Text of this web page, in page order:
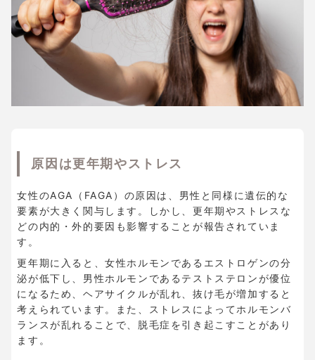
原因は更年期やストレス
女性のAGA（FAGA）の原因は、男性と同様に遺伝的な
要素が大きく関与します。しかし、更年期やストレスな
どの内的・外的要因も影響することが報告されていま
す。
更年期に入ると、女性ホルモンであるエストロゲンの分
泌が低下し、男性ホルモンであるテストステロンが優位
になるため、ヘアサイクルが乱れ、抜け毛が増加すると
考えられています。また、ストレスによってホルモンバ
ランスが乱れることで、脱毛症を引き起こすことがあり
ます。